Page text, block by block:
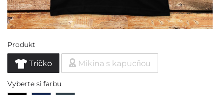
Produkt
Tričko Mikina s kapucňou
Vyberte si farbu